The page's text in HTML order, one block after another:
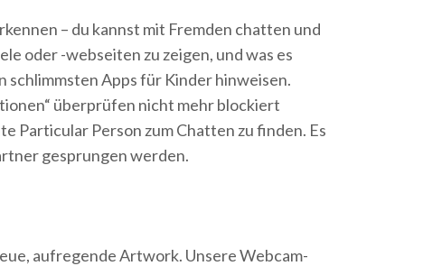
– du kannst mit Fremden chatten und
oder -webseiten zu zeigen, und was es
schlimmsten Apps für Kinder hinweisen.
überprüfen nicht mehr blockiert
Particular Person zum Chatten zu finden. Es
gesprungen werden.
aufregende Artwork. Unsere Webcam-